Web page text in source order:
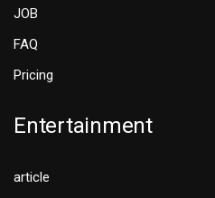
JOB
FAQ
Pricing
Entertainment
article